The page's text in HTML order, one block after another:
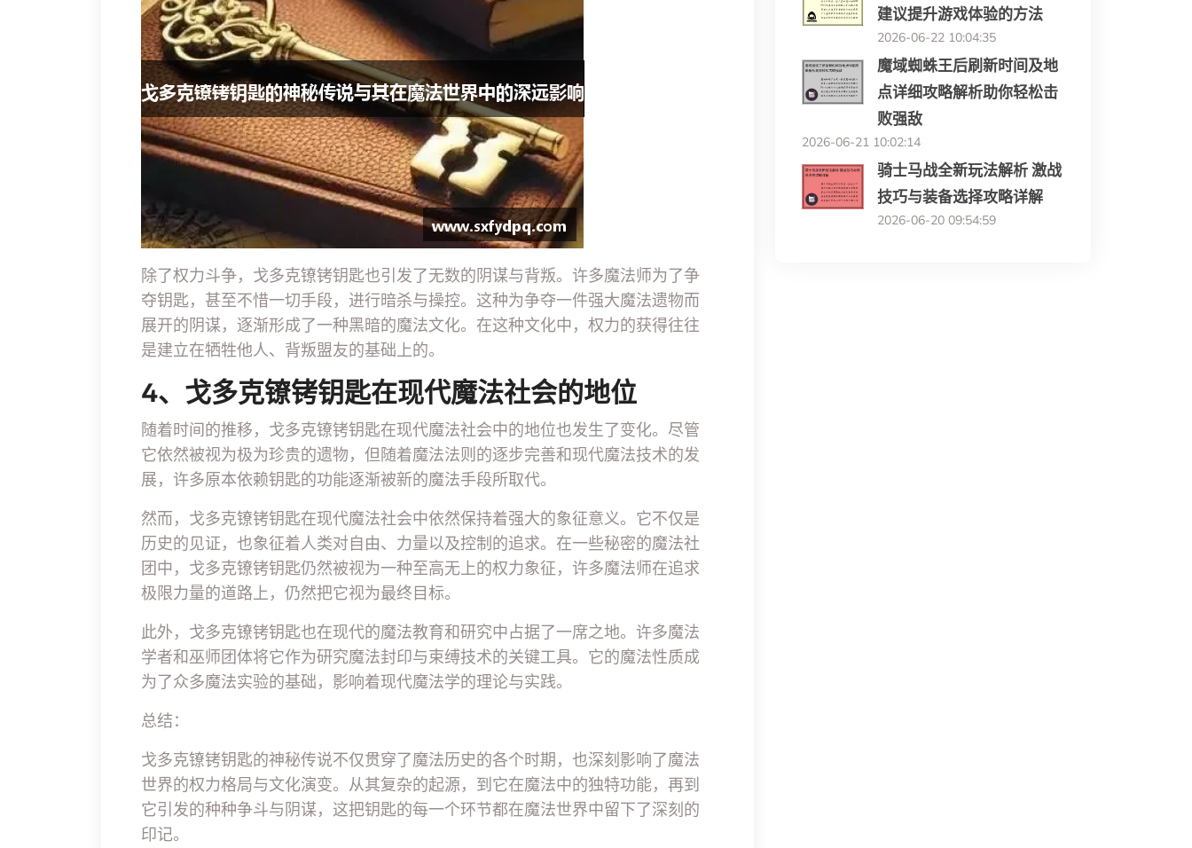
除了权力斗争，戈多克镣铐钥匙也引发了无数的阴谋与背叛。许多魔法师为了争
夺钥匙，甚至不惜一切手段，进行暗杀与操控。这种为争夺一件强大魔法遗物而
展开的阴谋，逐渐形成了一种黑暗的魔法文化。在这种文化中，权力的获得往往
是建立在牺牲他人、背叛盟友的基础上的。
4、戈多克镣铐钥匙在现代魔法社会的地位
随着时间的推移，戈多克镣铐钥匙在现代魔法社会中的地位也发生了变化。尽管
它依然被视为极为珍贵的遗物，但随着魔法法则的逐步完善和现代魔法技术的发
展，许多原本依赖钥匙的功能逐渐被新的魔法手段所取代。
然而，戈多克镣铐钥匙在现代魔法社会中依然保持着强大的象征意义。它不仅是
历史的见证，也象征着人类对自由、力量以及控制的追求。在一些秘密的魔法社
团中，戈多克镣铐钥匙仍然被视为一种至高无上的权力象征，许多魔法师在追求
极限力量的道路上，仍然把它视为最终目标。
此外，戈多克镣铐钥匙也在现代的魔法教育和研究中占据了一席之地。许多魔法
学者和巫师团体将它作为研究魔法封印与束缚技术的关键工具。它的魔法性质成
为了众多魔法实验的基础，影响着现代魔法学的理论与实践。
总结：
戈多克镣铐钥匙的神秘传说不仅贯穿了魔法历史的各个时期，也深刻影响了魔法
世界的权力格局与文化演变。从其复杂的起源，到它在魔法中的独特功能，再到
它引发的种种争斗与阴谋，这把钥匙的每一个环节都在魔法世界中留下了深刻的
印记。
建议提升游戏体验的方法
2026-06-22 10:04:35
魔域蜘蛛王后刷新时间及地
点详细攻略解析助你轻松击
败强敌
2026-06-21 10:02:14
骑士马战全新玩法解析 激战
技巧与装备选择攻略详解
2026-06-20 09:54:59